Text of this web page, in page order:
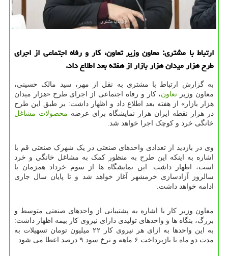
ارتباط با مشتری: معاون وزیر تعاون، کار و رفاه اجتماعی از اجرای
طرح هزار میدان هزار بازار از هفته بعد اطلاع داد.
به گزارش ارتباط با مشتری به نقل از مهر، سید مالک حسینی،
معاون وزیر تعاون، کار و رفاه اجتماعی از اجرای طرح «هزار میدان
هزار بازار» از هفته بعد اطلاع داد و اظهار داشت: بر طبق این طرح
در هزار نقطه ایران هزار نمایشگاه برای عرضه محصولات مشاغل
خانگی خرد و کوچک اجرا خواهد شد.
وی در بازدید از تعدادی واحدهای صنعتی در یک شهرک صنعتی قم با
اشاره به اینکه این طرح به منظور کمک به مشاغل خانگی و خرد
است، اظهار داشت: این نمایشگاه ها از سوم خرداد همزمان با
سالروز آزادسازی خرمشهر آغاز خواهد شد و تا پایان سال جاری
ادامه خواهد داشت.
معاون وزیر کار با اشاره به پشتیبانی از واحدهای صنعتی متوسط و
بزرگ، بنگاه ها و واحدهای تولیدی دارای نیروی کار بیمه اظهار داشت:
به این واحدها به ازای هر نیروی کار ۲۲ میلیون تومان تسهیلات به
مدت دو ماه با بازپرداخت ۶ ماهه و نرخ سود ۹ درصد اعطا می شود.